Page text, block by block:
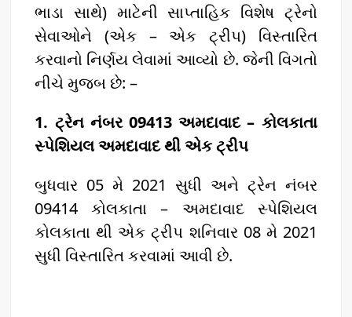
ભાડા સાથે) માટેની સાપ્તાહિક વિશેષ ટ્રેનો
સેવાઓને (એક – એક ટ્રીપ) વિસ્તારિત
કરવાનો નિર્ણય લેવામાં આવ્યો છે. જેની વિગતો
નીચે મુજબ છે: –
1. ટ્રેન નંબર 09413 અમદાવાદ – કોલકાતા
સ્પેશિયલ અમદાવાદ થી એક ટ્રીપ
બુધવાર 05 મે 2021 સુધી અને ટ્રેન નંબર
09414 કોલકાતા – અમદાવાદ સ્પેશિયલ
કોલકાતા થી એક ટ્રીપ શનિવાર 08 મે 2021
સુધી વિસ્તારિત કરવામાં આવી છે.